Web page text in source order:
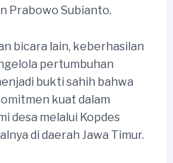
Prabowo Subianto.
bicara lain, keberhasilan
pertumbuhan
bukti sahih bahwa
kuat dalam
desa melalui Kopdes
di daerah Jawa Timur.